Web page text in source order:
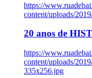
https://
content/uploads/
20 anos de
https://
content/uploads/
335x256.jpg